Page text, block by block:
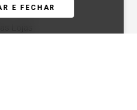
E FECHAR
Local